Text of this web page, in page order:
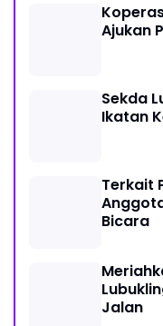
Ajukan
Sekda
Ikatan
Terkait
Bicara
Jalan